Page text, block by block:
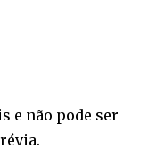
e não pode ser